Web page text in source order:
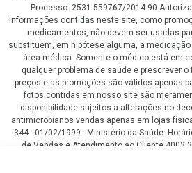
Processo: 2531.559767/2014-90
informações contidas neste site, como
medicamentos, não devem ser usadas
substituem, em hipótese alguma, a
área médica. Somente o médico está em
qualquer problema de saúde e prescrever
preços e as promoções são válidos apenas
fotos contidas em nosso site são
disponibilidade sujeitos a alterações no
antimicrobianos vendas apenas em lojas
344 - 01/02/1999 - Ministério da Saúde.
de Vendas e Atendimento ao Cliente 4003